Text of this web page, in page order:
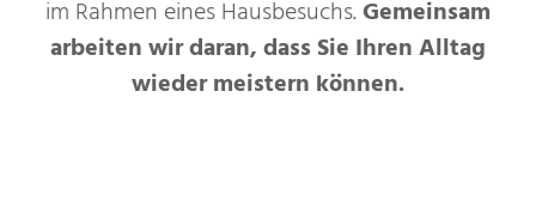
im Rahmen eines Hausbesuchs.Gemeinsam
arbeiten wir daran, dass Sie Ihren Alltag
wieder meistern können.